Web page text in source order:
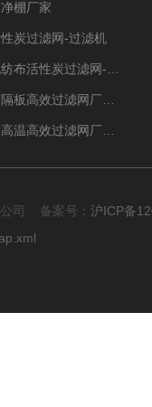
棚厂家
炭过滤网-过滤机
司 备案号： 沪ICP备